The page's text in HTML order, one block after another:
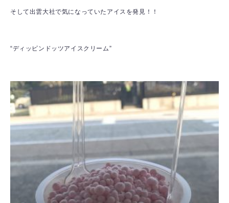
そして出雲大社で気になっていたアイスを発見！！
“ディッピンドッツアイスクリーム”